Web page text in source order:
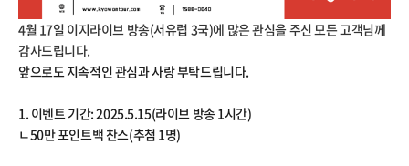
4월 17일 이지라이브 방송(서유럽 3국)에 많은 관심을 주신 모든 고객님께
감사드립니다.
앞으로도 지속적인 관심과 사랑 부탁드립니다.
1. 이벤트 기간: 2025.5.15(라이브 방송 1시간)
ㄴ50만 포인트백 찬스(추첨 1명)